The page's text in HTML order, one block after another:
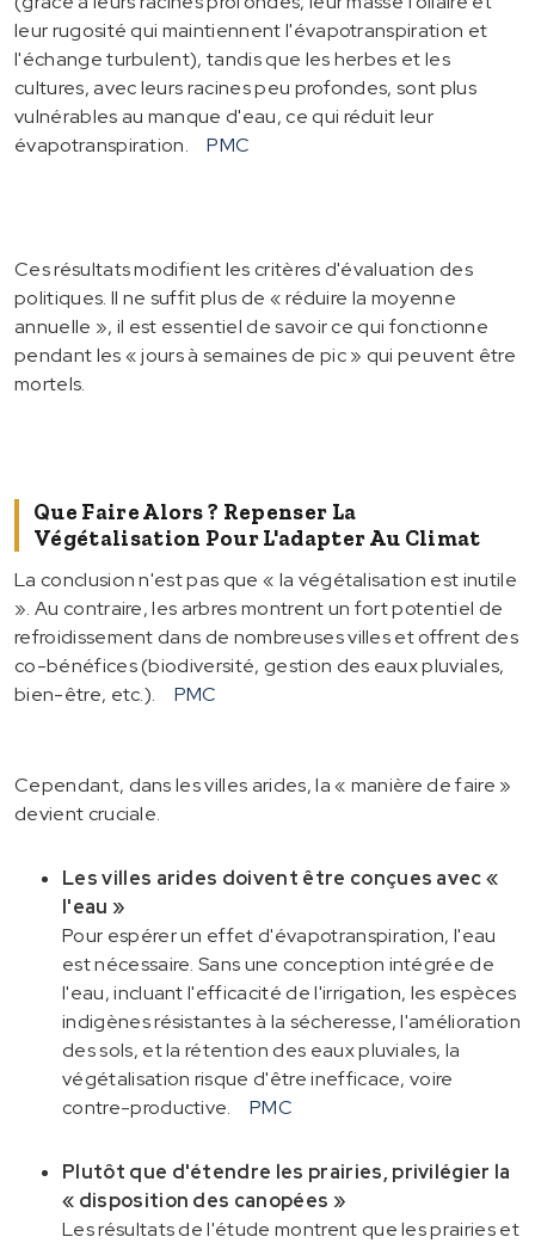
leur rugosité qui maintiennent l'évapotranspiration et
l'échange turbulent), tandis que les herbes et les
cultures, avec leurs racines peu profondes, sont plus
vulnérables au manque d'eau, ce qui réduit leur
évapotranspiration.
PMC
Ces résultats modifient les critères d'évaluation des
politiques. Il ne suffit plus de « réduire la moyenne
annuelle », il est essentiel de savoir ce qui fonctionne
pendant les « jours à semaines de pic » qui peuvent être
mortels.
Que Faire Alors ? Repenser La
Végétalisation Pour L'adapter Au Climat
La conclusion n'est pas que « la végétalisation est inutile
». Au contraire, les arbres montrent un fort potentiel de
refroidissement dans de nombreuses villes et offrent des
co-bénéfices (biodiversité, gestion des eaux pluviales,
bien-être, etc.).
PMC
Cependant, dans les villes arides, la « manière de faire »
devient cruciale.
Les villes arides doivent être conçues avec «
l'eau »
Pour espérer un effet d'évapotranspiration, l'eau
est nécessaire. Sans une conception intégrée de
l'eau, incluant l'efficacité de l'irrigation, les espèces
indigènes résistantes à la sécheresse, l'amélioration
des sols, et la rétention des eaux pluviales, la
végétalisation risque d'être inefficace, voire
contre-productive.
PMC
Plutôt que d'étendre les prairies, privilégier la
« disposition des canopées »
Les résultats de l'étude montrent que les prairies et